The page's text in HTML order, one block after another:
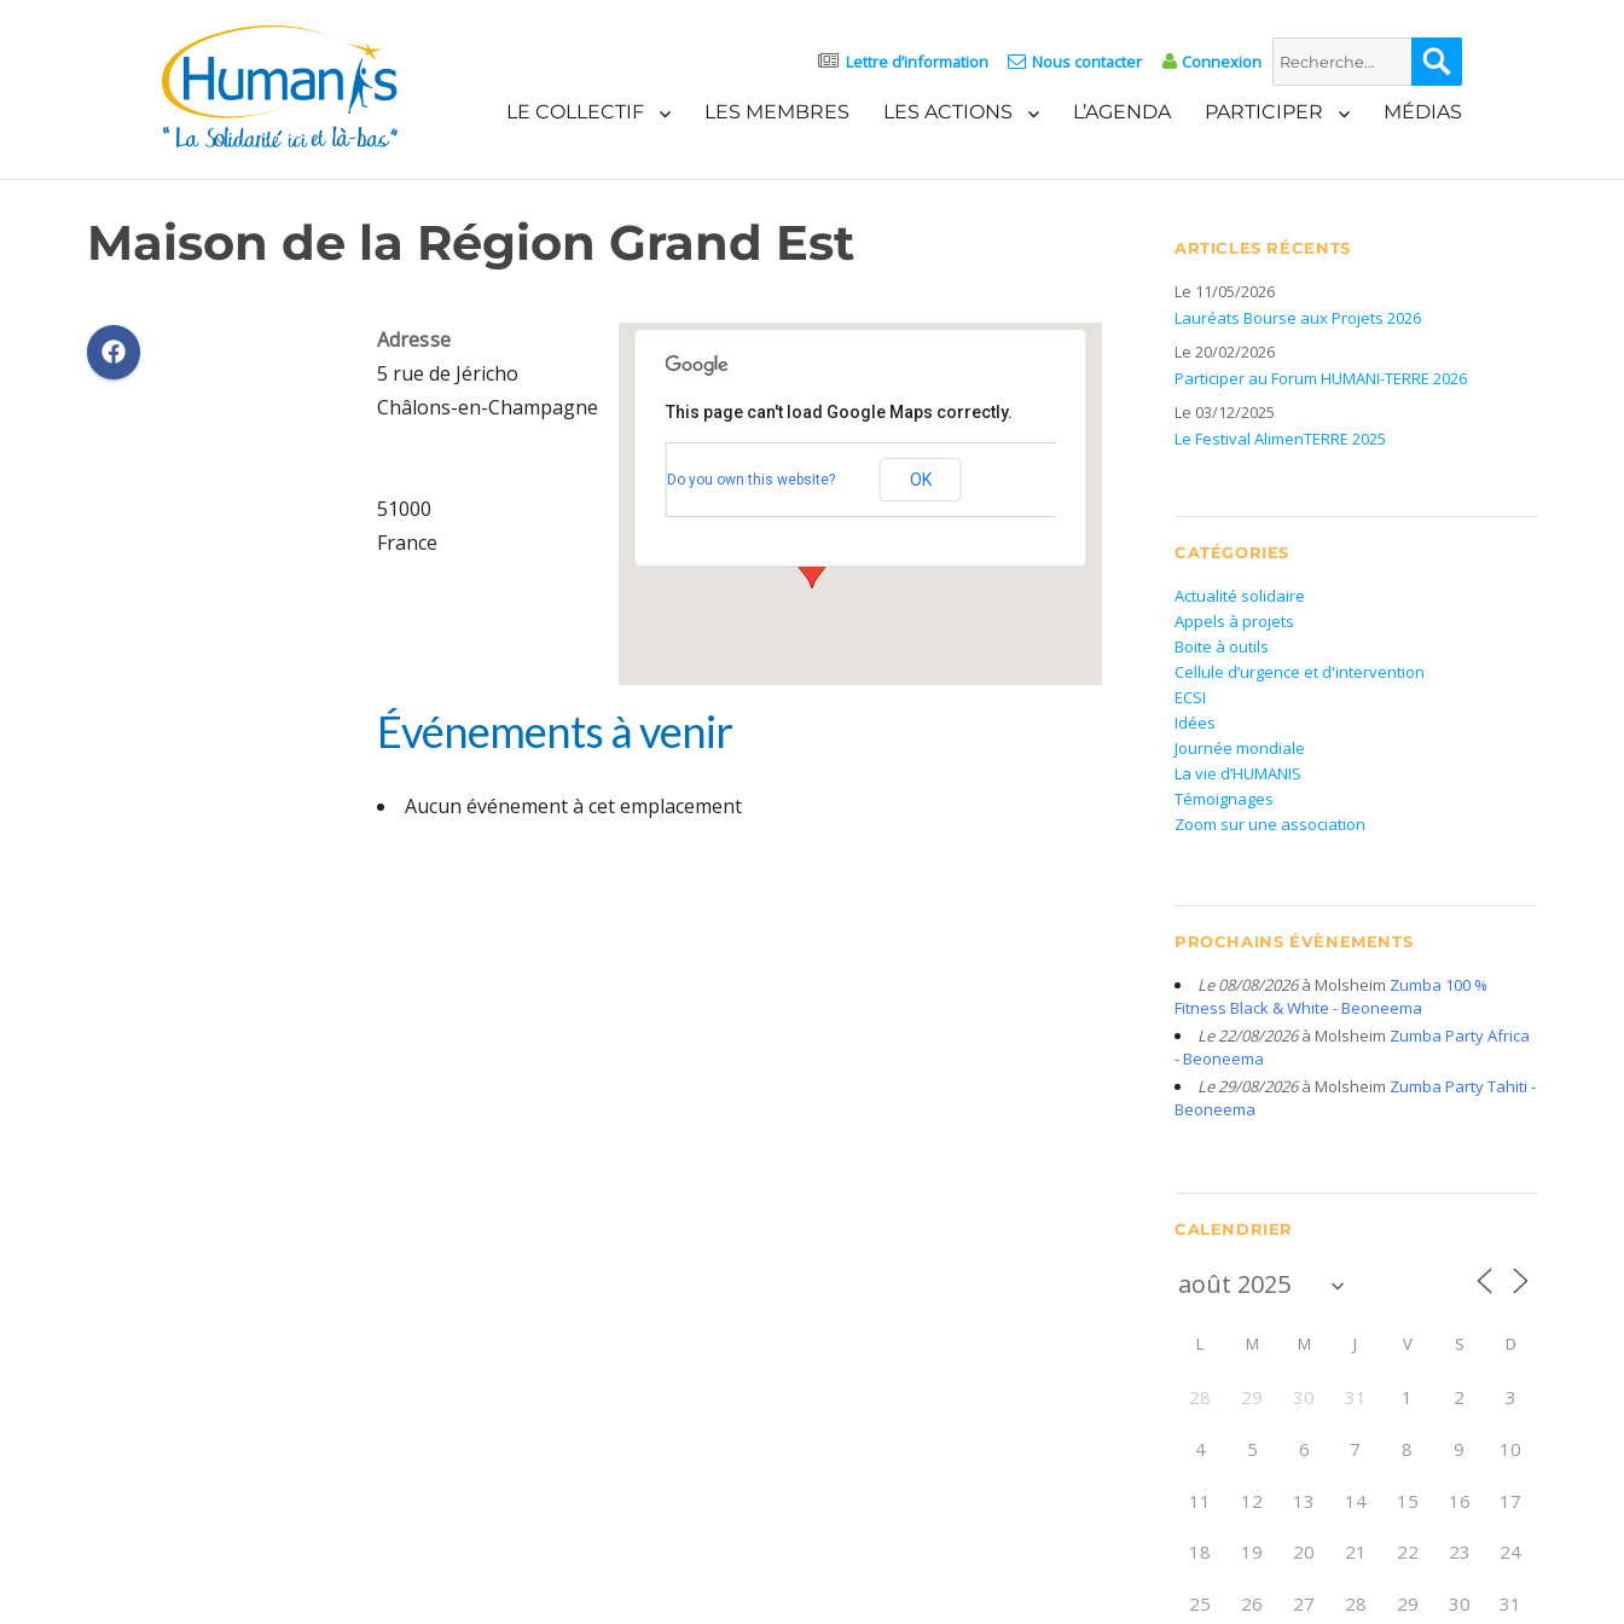
Lettre d’information Nous contacter Connexion
Recherche
pour :
LE COLLECTIF LES MEMBRES LES ACTIONS L’AGENDA PARTICIPER MÉDIAS
Maison de la Région Grand Est
Maison de la Région Grand Est
5 rue de Jéricho - Châlons-en-Champagne
This page can't load Google Maps correctly.
Do you own this website? OK
Adresse
5 rue de Jéricho
Châlons-en-Champagne
51000
France
Événements à venir
Aucun événement à cet emplacement
ARTICLES RÉCENTS
Le 11/05/2026
Lauréats Bourse aux Projets 2026
Le 20/02/2026
Participer au Forum HUMANI-TERRE 2026
Le 03/12/2025
Le Festival AlimenTERRE 2025
CATÉGORIES
Actualité solidaire
Appels à projets
Boite à outils
Cellule d’urgence et d'intervention
ECSI
Idées
Journée mondiale
La vie d’HUMANIS
Témoignages
Zoom sur une association
PROCHAINS ÉVÈNEMENTS
Le 08/08/2026à Molsheim Zumba 100 %
Fitness Black & White - Beoneema
Le 22/08/2026à Molsheim Zumba Party Africa
- Beoneema
Le 29/08/2026à Molsheim Zumba Party Tahiti -
Beoneema
CALENDRIER
L M M J V S D
28 29 30 31 1 2 3
4 5 6 7 8 9 10
11 12 13 14 15 16 17
18 19 20 21 22 23 24
25 26 27 28 29 30 31